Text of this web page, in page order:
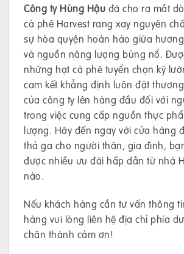
Công ty Hùng Hậu đã cho ra mắt
cà phê Harvest rang xay nguyên
sự hòa quyện hoàn hảo giữa
và nguồn năng lượng bùng nổ.
những hạt cà phê tuyển chọn kỹ
cam kết khẳng định luôn đặt
của công ty lên hàng đầu đối với
trong việc cung cấp nguồn thực
lượng. Hãy đến ngay với cửa hàng
thả ga cho người thân, gia đình,
được nhiều ưu đãi hấp dẫn từ nhà
nào.
Nếu khách hàng cần tư vấn thông
hàng vui lòng liên hệ địa chỉ phía
chân thành cảm ơn!